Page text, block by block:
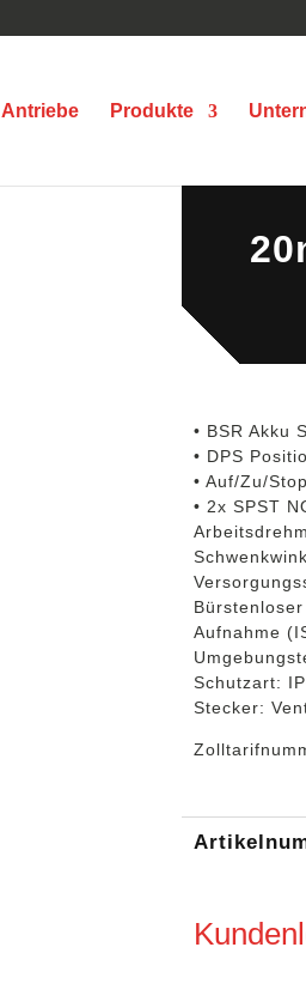
Produkte
• BSR Akku
• DPS
• Auf/Zu/
• 2x SPST
Aufnahme
Schutzart:
Stecker: